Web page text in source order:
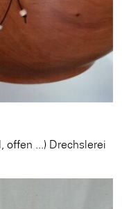
offen ...) Drechslerei